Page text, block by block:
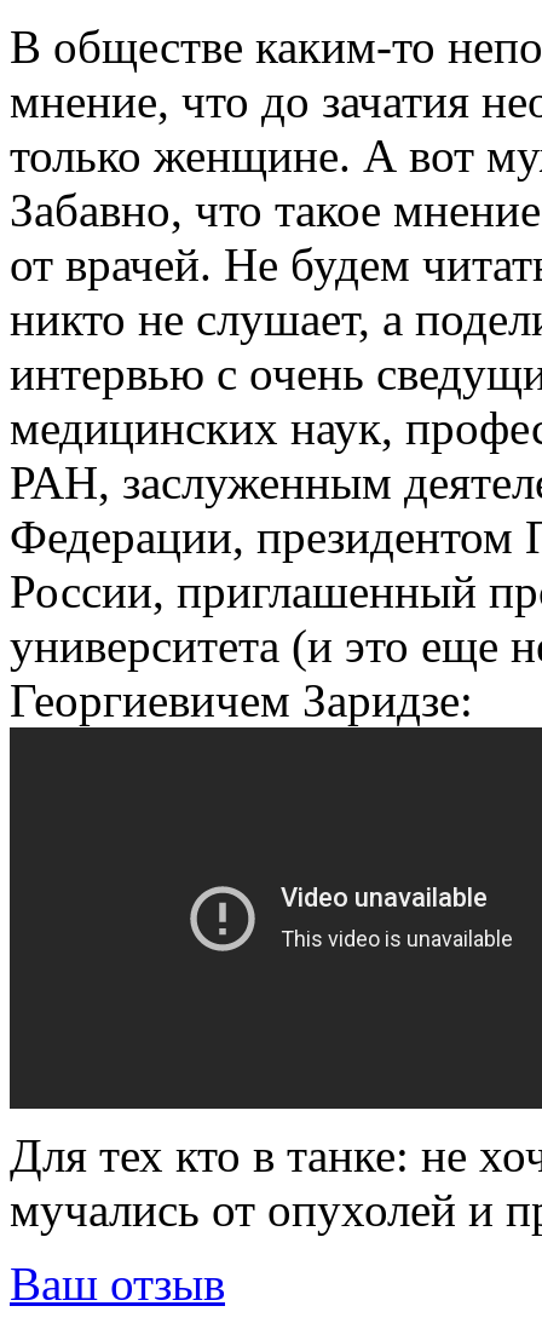
В обществе каким-то
мнение, что до зачатия
только женщине. А вот
Забавно, что такое
от врачей. Не будем
никто не слушает, а
интервью с очень
медицинских наук,
РАН, заслуженным
Федерации, президентом
России, приглашенный
университета (и это еще
Георгиевичем Заридзе:
Для тех кто в танке: не
мучались от опухолей и
Ваш отзыв